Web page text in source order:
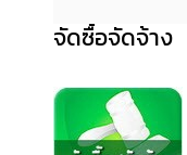
จัดซื้อจัดจ้าง